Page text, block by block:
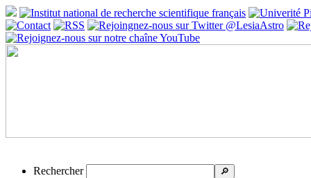
Rechercher 🔎